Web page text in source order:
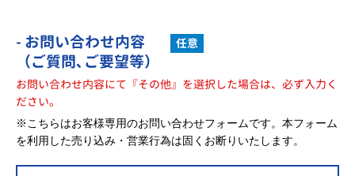
- お問い合わせ内容
（ご質問､ご要望等）
任意
お問い合わせ内容にて『その他』を選択した場合は、必ず入力く
ださい。
※こちらはお客様専用のお問い合わせフォームです。本フォーム
を利用した売り込み・営業行為は固くお断りいたします。